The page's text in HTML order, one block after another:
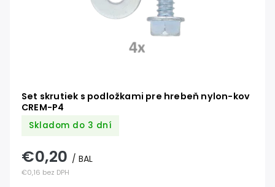
Set skrutiek s podložkami pre hrebeň nylon-kov
CREM-P4
Skladom do 3 dní
€0,16 bez DPH
€0,20 / BAL